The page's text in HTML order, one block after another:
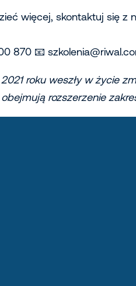
więcej, skontaktuj się z
870 📧
roku weszły w życie
rozszerzenie